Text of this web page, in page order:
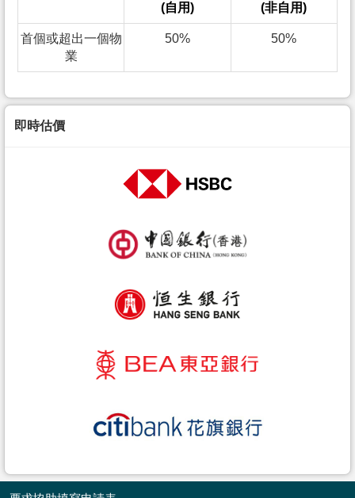
(自用)
(非自用)
首個或超出一個物
業
50% 50%
即時估價